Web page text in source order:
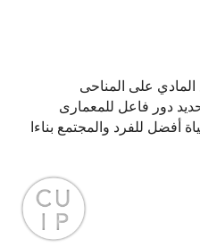
على المناحى
دور فاعل للمعمارى
أفضل للفرد والمجتمع بناءا